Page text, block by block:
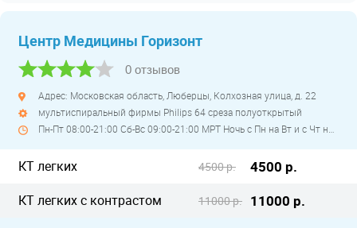
Центр Медицины Горизонт
0 отзывов
Адрес: Московская область, Люберцы, Колхозная улица, д. 22
мультиспиральный фирмы Philips 64 среза полуоткрытый
КТ легких 4500 р. 4500 р.
КТ легких с контрастом 11000 р. 11000 р.